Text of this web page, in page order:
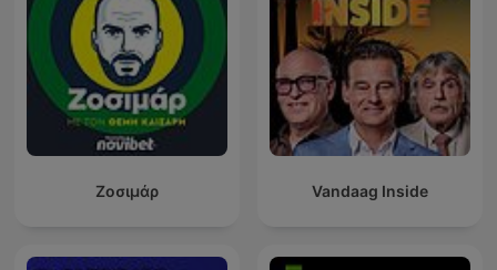
Vandaag Inside
Ζοσιμάρ